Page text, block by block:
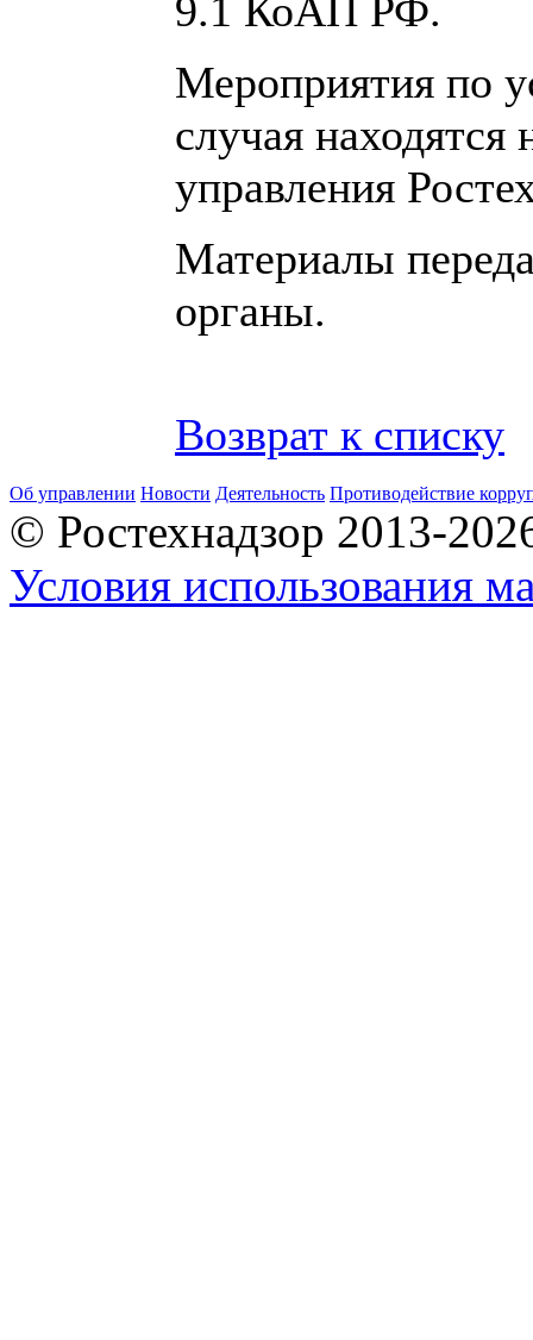
9.1 КоАП РФ.
Мероприятия по
случая находятся
управления
Материалы
органы.
Возврат к списку
Об управлении Новости Деятельность Противодействие
© Ростехнадзор 2013-
Условия использования